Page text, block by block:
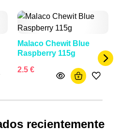
Malaco Chewit Blue
Raspberry 115g
2.5 €
recientemente